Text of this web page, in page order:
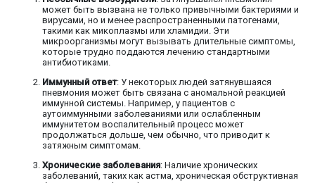
может быть вызвана не только привычными бактериями и
вирусами, но и менее распространенными патогенами,
такими как микоплазмы или хламидии. Эти
микроорганизмы могут вызывать длительные симптомы,
которые трудно поддаются лечению стандартными
антибиотиками.
Иммунный ответ: У некоторых людей затянувшаяся
пневмония может быть связана с аномальной реакцией
иммунной системы. Например, у пациентов с
аутоиммунными заболеваниями или ослабленным
иммунитетом воспалительный процесс может
продолжаться дольше, чем обычно, что приводит к
затяжным симптомам.
Хронические заболевания: Наличие хронических
заболеваний, таких как астма, хроническая обструктивная